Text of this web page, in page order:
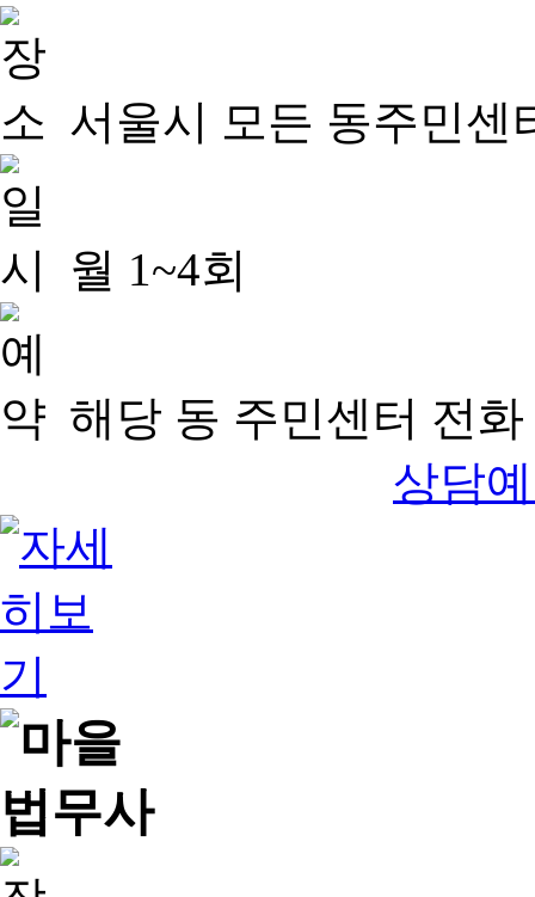
서울시 모든 동주민센
월 1~4회
해당 동 주민센터 전
상담